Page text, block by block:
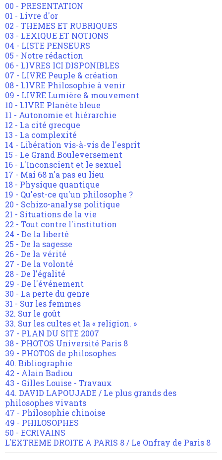
00 - PRESENTATION
01 - Livre d'or
02 - THEMES ET RUBRIQUES
03 - LEXIQUE ET NOTIONS
04 - LISTE PENSEURS
05 - Notre rédaction
06 - LIVRES ICI DISPONIBLES
07 - LIVRE Peuple & création
08 - LIVRE Philosophie à venir
09 - LIVRE Lumière & mouvement
10 - LIVRE Planète bleue
11 - Autonomie et hiérarchie
12 - La cité grecque
13 - La complexité
14 - Libération vis-à-vis de l'esprit
15 - Le Grand Bouleversement
16 - L'Inconscient et le sexuel
17 - Mai 68 n'a pas eu lieu
18 - Physique quantique
19 - Qu'est-ce qu'un philosophe ?
20 - Schizo-analyse politique
21 - Situations de la vie
22 - Tout contre l'institution
24 - De la liberté
25 - De la sagesse
26 - De la vérité
27 - De la volonté
28 - De l'égalité
29 - De l'événement
30 - La perte du genre
31 - Sur les femmes
32. Sur le goût
33. Sur les cultes et la « religion. »
37 - PLAN DU SITE 2007
38 - PHOTOS Université Paris 8
39 - PHOTOS de philosophes
40. Bibliographie
42 - Alain Badiou
43 - Gilles Louise - Travaux
44. DAVID LAPOUJADE / Le plus grands des
philosophes vivants
47 - Philosophie chinoise
49 - PHILOSOPHES
50 - ECRIVAINS
L'EXTREME DROITE A PARIS 8 / Le Onfray de Paris 8